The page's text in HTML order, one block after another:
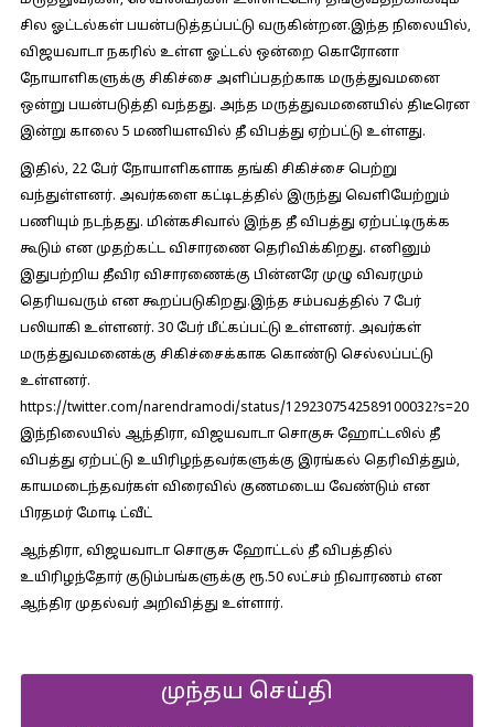
சில ஓட்டல்கள் பயன்படுத்தப்பட்டு வருகின்றன.இந்த நிலையில்,
விஜயவாடா நகரில் உள்ள ஓட்டல் ஒன்றை கொரோனா
நோயாளிகளுக்கு சிகிச்சை அளிப்பதற்காக மருத்துவமனை
ஒன்று பயன்படுத்தி வந்தது. அந்த மருத்துவமனையில் திடீரென
இன்று காலை 5 மணியளவில் தீ விபத்து ஏற்பட்டு உள்ளது.
இதில், 22 பேர் நோயாளிகளாக தங்கி சிகிச்சை பெற்று
வந்துள்ளனர். அவர்களை கட்டிடத்தில் இருந்து வெளியேற்றும்
பணியும் நடந்தது. மின்கசிவால் இந்த தீ விபத்து ஏற்பட்டிருக்க
கூடும் என முதற்கட்ட விசாரணை தெரிவிக்கிறது. எனினும்
இதுபற்றிய தீவிர விசாரணைக்கு பின்னரே முழு விவரமும்
தெரியவரும் என கூறப்படுகிறது.இந்த சம்பவத்தில் 7 பேர்
பலியாகி உள்ளனர். 30 பேர் மீட்கப்பட்டு உள்ளனர். அவர்கள்
மருத்துவமனைக்கு சிகிச்சைக்காக கொண்டு செல்லப்பட்டு
உள்ளனர்.
https://twitter.com/narendramodi/status/1292307542589100032?s=20
இந்நிலையில் ஆந்திரா, விஜயவாடா சொகுசு ஹோட்டலில் தீ
விபத்து ஏற்பட்டு உயிரிழந்தவர்களுக்கு இரங்கல் தெரிவித்தும்,
காயமடைந்தவர்கள் விரைவில் குணமடைய வேண்டும் என
பிரதமர் மோடி ட்வீட்
ஆந்திரா, விஜயவாடா சொகுசு ஹோட்டல் தீ விபத்தில்
உயிரிழந்தோர் குடும்பங்களுக்கு ரூ.50 லட்சம் நிவாரணம் என
ஆந்திர முதல்வர் அறிவித்து உள்ளார்.
முந்தய செய்தி